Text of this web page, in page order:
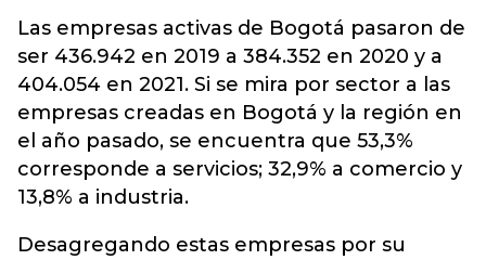
Las empresas activas de Bogotá pasaron de
ser 436.942 en 2019 a 384.352 en 2020 y a
404.054 en 2021. Si se mira por sector a las
empresas creadas en Bogotá y la región en
el año pasado, se encuentra que 53,3%
corresponde a servicios; 32,9% a comercio y
13,8% a industria.
Desagregando estas empresas por su